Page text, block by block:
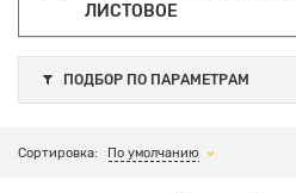
ЛИСТОВОЕ
ПОДБОР ПО ПАРАМЕТРАМ
Сортировка: По умолчанию